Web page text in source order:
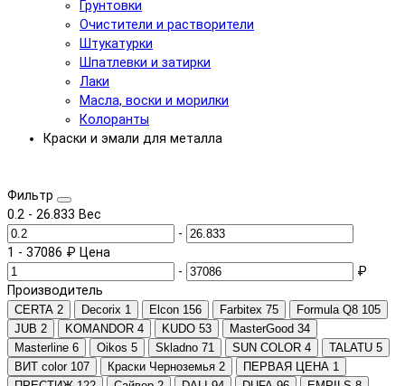
Грунтовки
Очистители и растворители
Штукатурки
Шпатлевки и затирки
Лаки
Масла, воски и морилки
Колоранты
Краски и эмали для металла
Фильтр
0.2 - 26.833 Вес
-
1 - 37086 ₽ Цена
-
₽
Производитель
CERTA 2 Decorix 1 Elcon 156 Farbitex 75 Formula Q8 105
JUB 2 KOMANDOR 4 KUDO 53 MasterGood 34
Masterline 6 Oikos 5 Skladno 71 SUN COLOR 4 TALATU 5
ВИТ color 107 Краски Черноземья 2 ПЕРВАЯ ЦЕНА 1